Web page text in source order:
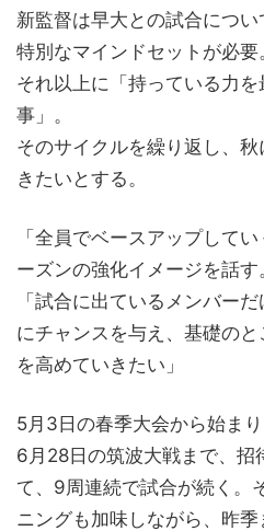
新監督は早大との試合につ
特別なマインドセットが必要
それ以上に「持っている力
事」。
そのサイクルを繰り返し、
きたいとする。
「全員でベースアップして
ーズンの強化イメージを話す
「試合に出ているメンバー
にチャンスを与え、基礎の
を高めていきたい」
5月3日の春季大会から始ま
6月28日の筑波大戦まで、招
て、9周連続で試合が続く。
ニングも加味しながら、昨